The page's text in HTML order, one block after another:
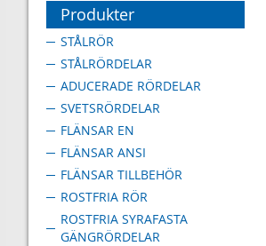
Produkter
STÅLRÖR
STÅLRÖRDELAR
ADUCERADE RÖRDELAR
SVETSRÖRDELAR
FLÄNSAR EN
FLÄNSAR ANSI
FLÄNSAR TILLBEHÖR
ROSTFRIA RÖR
ROSTFRIA SYRAFASTA
GÄNGRÖRDELAR